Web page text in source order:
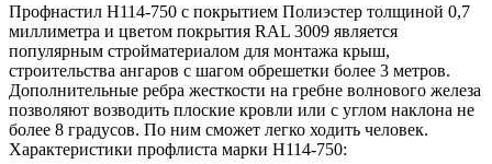
Профнастил Н114-750 с покрытием Полиэстер толщиной 0,7
миллиметра и цветом покрытия RAL 3009 является
популярным стройматериалом для монтажа крыш,
строительства ангаров с шагом обрешетки более 3 метров.
Дополнительные ребра жесткости на гребне волнового железа
позволяют возводить плоские кровли или с углом наклона не
более 8 градусов. По ним сможет легко ходить человек.
Характеристики профлиста марки Н114-750: